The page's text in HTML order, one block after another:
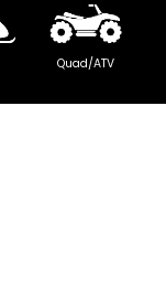
Quad/ATV